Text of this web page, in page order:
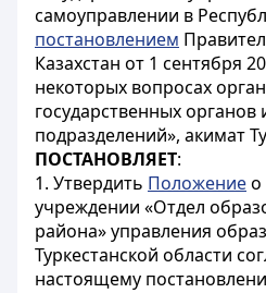
самоуправлении в
постановлением
Казахстан от 1 сентября
некоторых вопросах
государственных органов
подразделений», акимат
ПОСТАНОВЛЯЕТ:
1. Утвердить Положениео
учреждении «Отдел
района» управления
Туркестанской области
настоящему